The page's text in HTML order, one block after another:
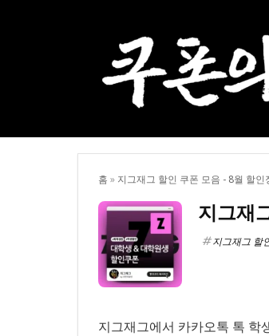
홈 » 지그재그 할인 쿠폰 모음 - 8월 할인
지그재
지그재그 할
지그재그에서 카카오톡 톡 학